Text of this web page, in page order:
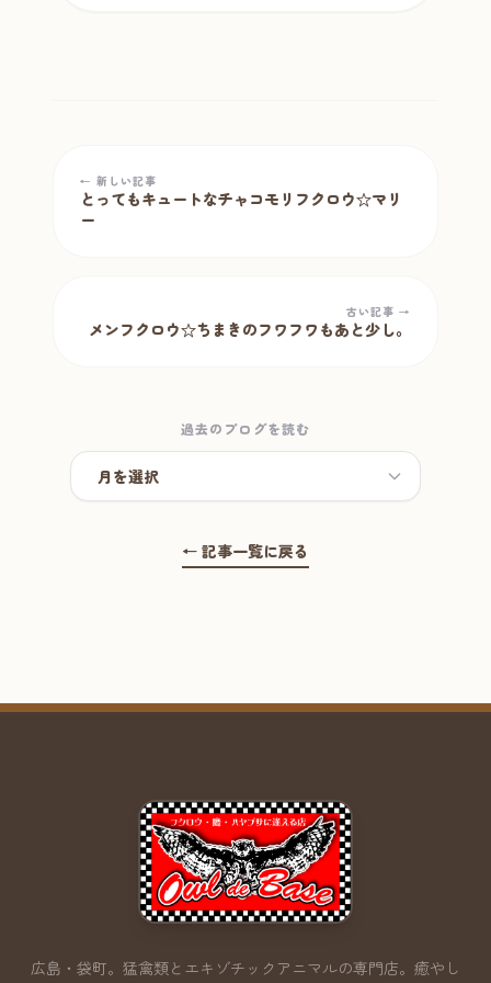
← 新しい記事
とってもキュートなチャコモリフクロウ☆マリ
ー
古い記事 →
メンフクロウ☆ちまきのフワフワもあと少し。
過去のブログを読む
← 記事一覧に戻る
広島・袋町。猛禽類とエキゾチックアニマルの専門店。 癒やし